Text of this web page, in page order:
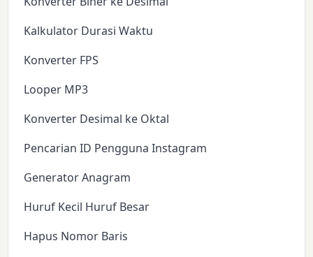
Kalkulator Durasi Waktu
Konverter FPS
Looper MP3
Konverter Desimal ke Oktal
Pencarian ID Pengguna Instagram
Generator Anagram
Huruf Kecil Huruf Besar
Hapus Nomor Baris